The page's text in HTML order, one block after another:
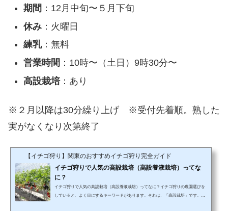
期間 ：12月中旬〜５月下旬
休み：火曜日
練乳：無料
営業時間 ：10時〜（土日）9時30分〜
高設栽培：あり
※２月以降は30分繰り上げ ※受付先着順。熟した
実がなくなり次第終了
【イチゴ狩り】関東のおすすめイチゴ狩り完全ガイド
イチゴ狩りで人気の高設栽培（高設養液栽培）ってな
に？
イチゴ狩りで人気の高設栽培（高設養液栽培）ってなに？イチゴ狩りの農園選びを
していると、よく目にするキーワードがあります。それは、「高設栽培」です。な